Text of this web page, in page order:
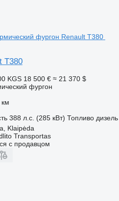
T380
KGS 18 500 € ≈ 21 370 $
фургон
388 л.с. (285 кВт) Топливо дизель
Klaipėda
Transportas
с продавцом